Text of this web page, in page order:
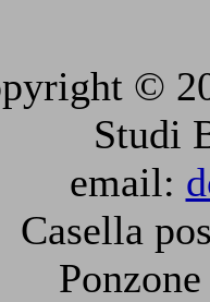
©
Studi
email:
Casella